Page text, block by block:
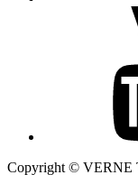
Copyright © VERNE